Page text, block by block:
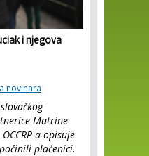
i njegova
novinara
Matrine
a opisuje
plaćenici.